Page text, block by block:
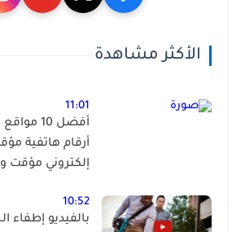
الأكثر مشاهدة
11:01
أفضل 10
أرقام هاتفية
إلكتروني مؤقت
10:52
بالفيديو إطفاء